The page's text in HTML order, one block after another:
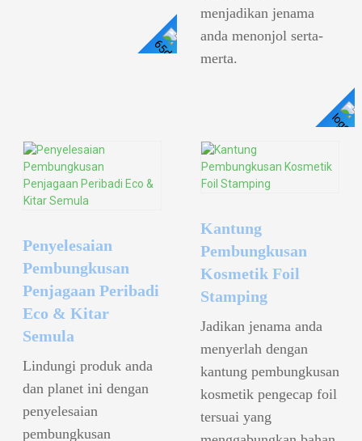
Lihat
menjadikan jenama
anda menonjol serta-
merta.
Lihat Butiran
Penyelesaian
Pembungkusan
Penjagaan Peribadi
Eco & Kitar
Semula
Lindungi produk anda
dan planet ini dengan
penyelesaian
pembungkusan
Kantung
Pembungkusan
Kosmetik Foil
Stamping
Jadikan jenama anda
menyerlah dengan
kantung pembungkusan
kosmetik pengecap foil
tersuai yang